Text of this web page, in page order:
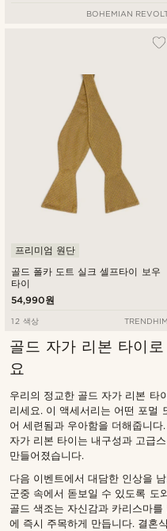
BOHEMIAN
골드 폴카 도트 실크 셀프타이 보우
타이
프리미엄 원단
54,990원
12 색상 TRENDHIM
골드 자가 리본 타이
요
우리의 정교한 골드 자가 리본 타
리세요. 이 액세서리는 어떤 포멀
어 세련됨과 우아함을 더해줍니
자가 리본 타이는 내구성과 고급
만들어졌습니다.
다음 이벤트에서 대담한 인상을
군중 속에서 돋보일 수 있도록 도
골드 색조는 자신감과 카리스마
에 즉시 주목하게 만듭니다. 결혼